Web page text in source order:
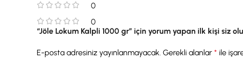
0
0
“Jöle Lokum Kalpli 1000 gr” için yorum yapan ilk kişi siz
E-posta adresiniz yayınlanmayacak. Gerekli alanlar* ile